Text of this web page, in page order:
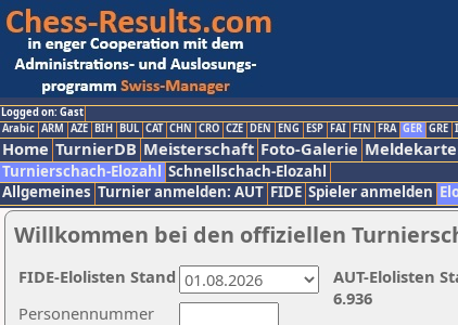
Logged on: Gast
Arabic ARM AZE BIH BUL CAT CHN CRO CZE DEN ENG ESP FAI FIN FRA GER GRE
Home TurnierDB Meisterschaft Foto-Galerie
Turnierschach-Elozahl Schnellschach-Elozahl
Allgemeines Turnier anmelden: AUT FIDE Spieler anmelden
Willkommen bei den offiziellen
Personennummer
AUT-Elolisten
6.936
FIDE-Elolisten Stand